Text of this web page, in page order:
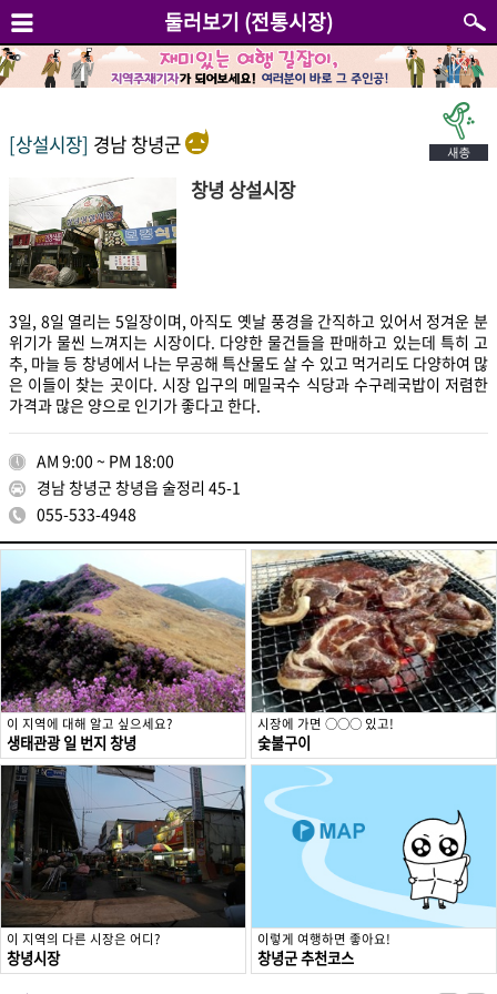
둘러보기 (전통시장)
[상설시장] 경남 창녕군
창녕 상설시장
3일, 8일 열리는 5일장이며, 아직도 옛날 풍경을 간직하고 있어서 정겨운 분
위기가 물씬 느껴지는 시장이다. 다양한 물건들을 판매하고 있는데 특히 고
추, 마늘 등 창녕에서 나는 무공해 특산물도 살 수 있고 먹거리도 다양하여 많
은 이들이 찾는 곳이다. 시장 입구의 메밀국수 식당과 수구레국밥이 저렴한
가격과 많은 양으로 인기가 좋다고 한다.
AM 9:00 ~ PM 18:00
경남 창녕군 창녕읍 술정리 45-1
055-533-4948
이 지역에 대해 알고 싶으세요?
생태관광 일 번지 창녕
시장에 가면 ○○○ 있고!
숯불구이
이 지역의 다른 시장은 어디?
창녕시장
이렇게 여행하면 좋아요!
창녕군 추천코스